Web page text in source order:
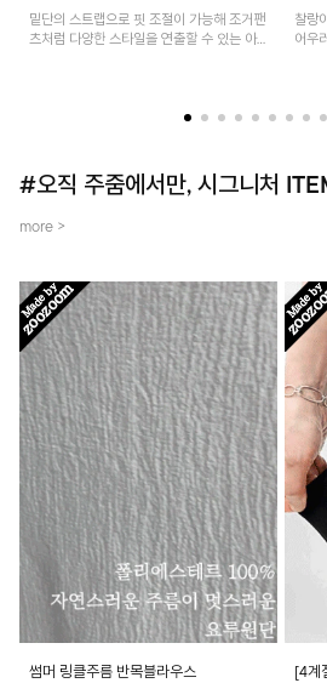
밑단의 스트랩으로 핏 조절이 가능해 조거팬
츠처럼 다양한 스타일을 연출할 수 있는 아
찰랑
어우
#오직 주줌에서만, 시그니처
more >
썸머 링클주름 반목블라우스 [4계